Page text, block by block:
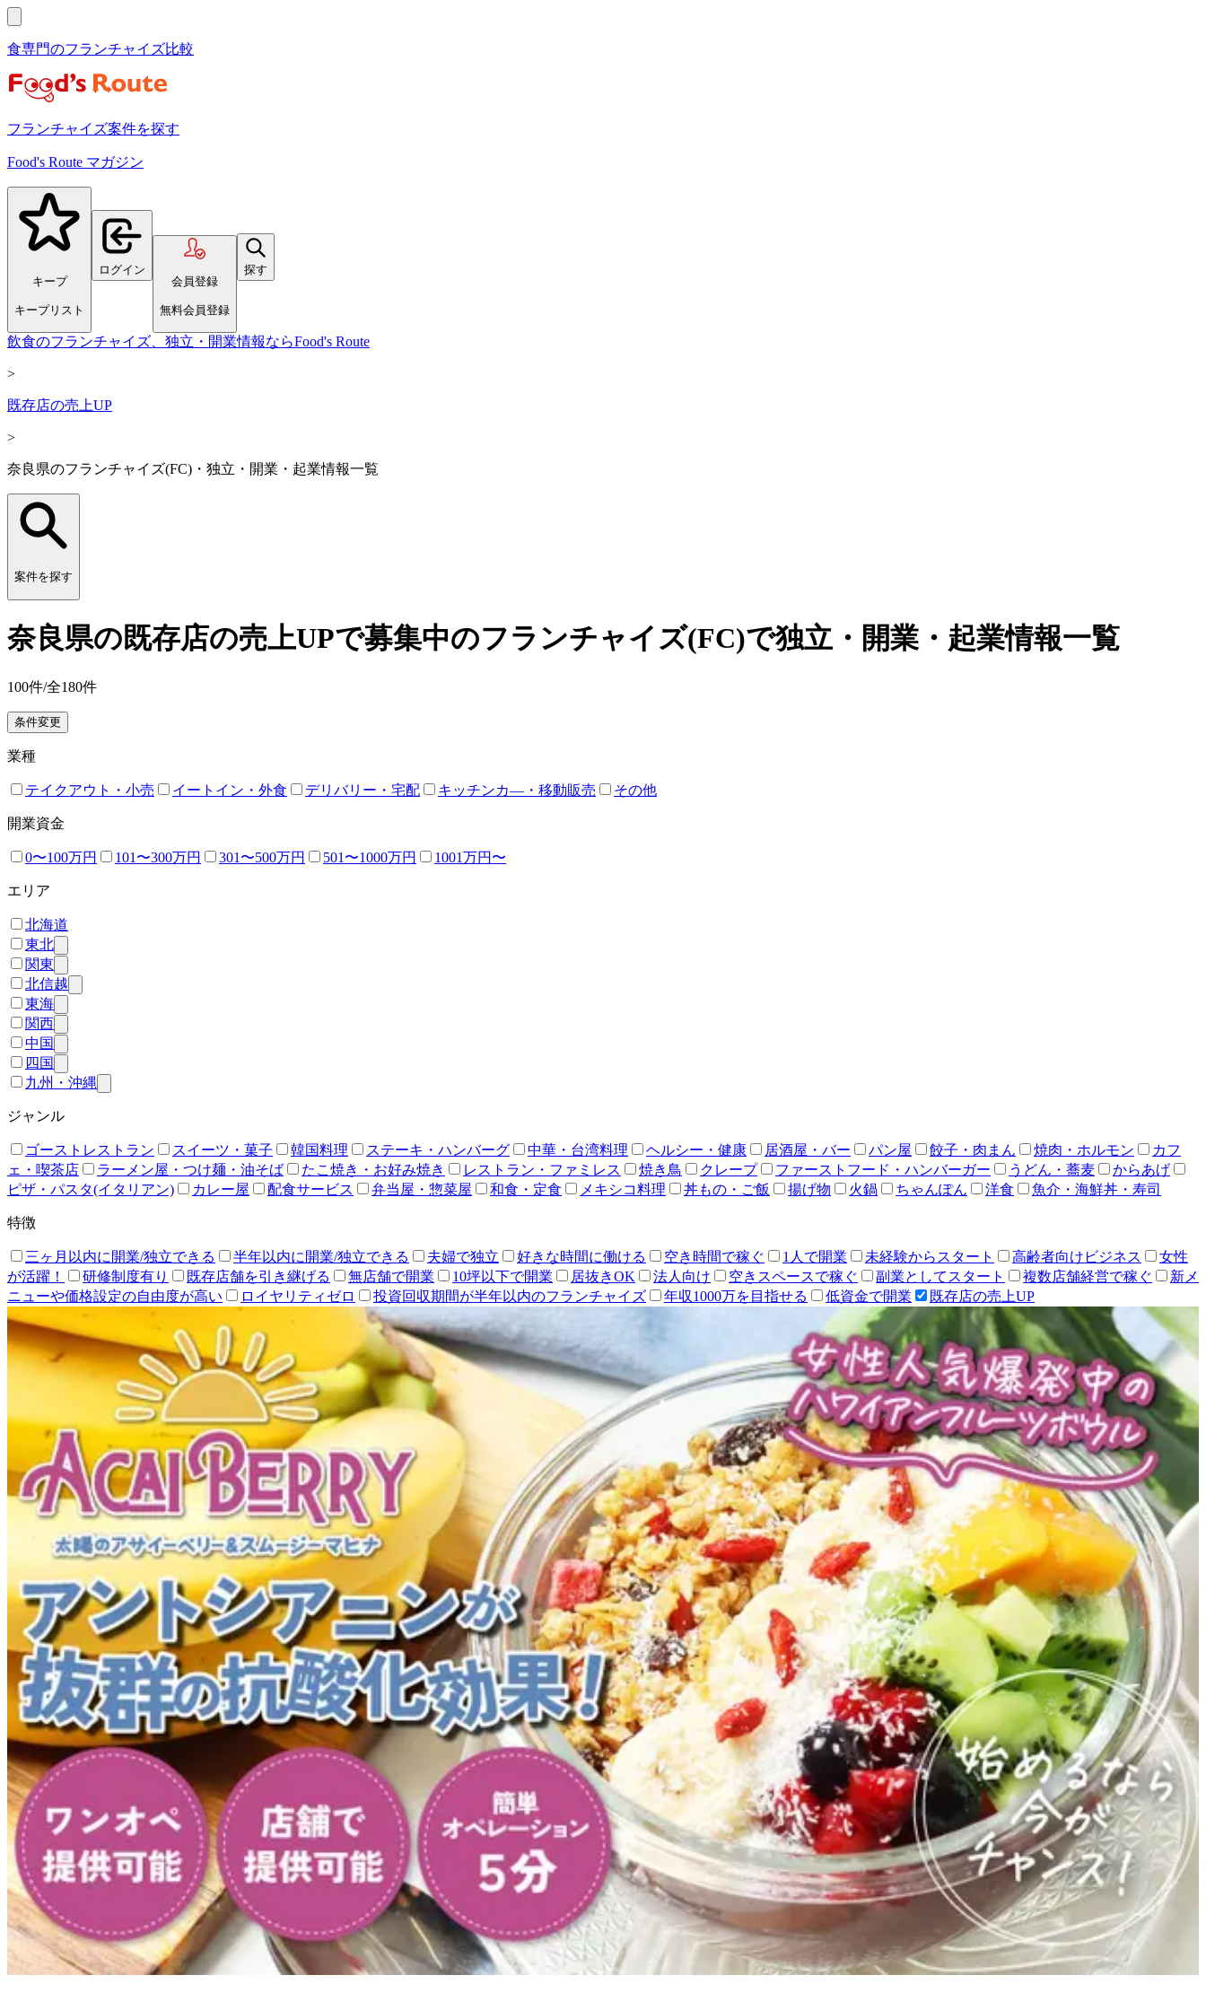
食専門のフランチャイズ比較
フランチャイズ案件を探す
Food's Route マガジン
キープ
キープリスト
ログイン
会員登録
無料会員登録
探す
飲食のフランチャイズ、独立・開業情報ならFood's Route
>
既存店の売上UP
>
奈良県のフランチャイズ(FC)・独立・開業・起業情報一覧
案件を探す
奈良県の既存店の売上UPで募集中のフランチャイズ(FC)で独立・開業・起業情報一覧
100件/全180件
条件変更
業種
テイクアウト・小売 イートイン・外食 デリバリー・宅配 キッチンカ―・移動販売 その他
開業資金
0〜100万円 101〜300万円 301〜500万円 501〜1000万円 1001万円〜
エリア
北海道
東北
関東
北信越
東海
関西
中国
四国
九州・沖縄
ジャンル
ゴーストレストラン スイーツ・菓子 韓国料理 ステーキ・ハンバーグ 中華・台湾料理 ヘルシー・健康 居酒屋・バー パン屋 餃子・肉まん 焼肉・ホルモン
カフ
ェ・喫茶店
ラーメン屋・つけ麺・油そば たこ焼き・お好み焼き レストラン・ファミレス 焼き鳥 クレープ ファーストフード・ハンバーガー うどん・蕎麦
からあげ
ピザ・パスタ(イタリアン)
カレー屋 配食サービス 弁当屋・惣菜屋 和食・定食 メキシコ料理 丼もの・ご飯 揚げ物 火鍋 ちゃんぽん 洋食 魚介・海鮮丼・寿司
特徴
三ヶ月以内に開業/独立できる 半年以内に開業/独立できる 夫婦で独立 好きな時間に働ける 空き時間で稼ぐ 1人で開業 未経験からスタート 高齢者向けビジネス
女性
が活躍！
研修制度有り 既存店舗を引き継げる 無店舗で開業 10坪以下で開業 居抜きOK 法人向け 空きスペースで稼ぐ 副業としてスタート 複数店舗経営で稼ぐ
新メ
ニューや価格設定の自由度が高い
ロイヤリティゼロ 投資回収期間が半年以内のフランチャイズ 年収1000万を目指せる 低資金で開業 既存店の売上UP